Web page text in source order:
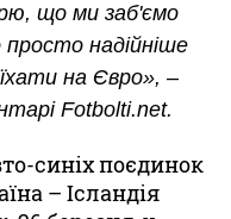
що ми заб'ємо
надійніше
на Євро», –
Fotbolti.net.
синіх поєдинок
– Ісландія